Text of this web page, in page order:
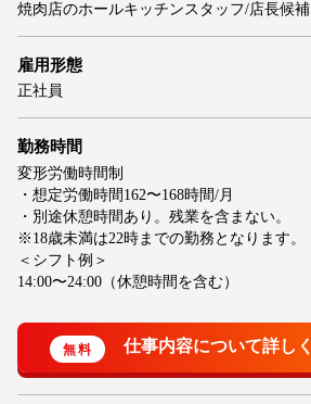
焼肉店のホールキッチンスタッフ/店長候補
雇用形態
正社員
勤務時間
変形労働時間制
・想定労働時間162〜168時間/月
・別途休憩時間あり。残業を含まない。
※18歳未満は22時までの勤務となります。
＜シフト例＞
14:00〜24:00（休憩時間を含む）